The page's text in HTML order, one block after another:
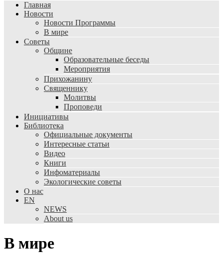
Главная
Новости
Новости Программы
В мире
Советы
Общине
Образовательные беседы
Мероприятия
Прихожанину
Священнику
Молитвы
Проповеди
Инициативы
Библиотека
Официальные документы
Интересные статьи
Видео
Книги
Инфоматериалы
Экологические советы
О нас
EN
NEWS
About us
В мире